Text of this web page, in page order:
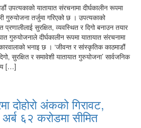
उपत्यकाको यातायात संरचनामा दीर्घकालीन रूपमा
गुरुयोजना तर्जुमा गरिएको छ । उपत्यकाको
प्रणालीलाई सुरक्षित, व्यवस्थित र दिगो बनाउन तयार
गुरुयोजनाले दीर्घकालीन रूपमा यातायात संरचनामा
भनाइ छ । ‘जीवन्त र सांस्कृतिक काठमाडौं
सुरक्षित र समावेशी यातायात गुरुयोजना’ सार्वजनिक
[…]
दोहोरो अंकको गिरावट,
अर्ब ६२ करोडमा सीमित